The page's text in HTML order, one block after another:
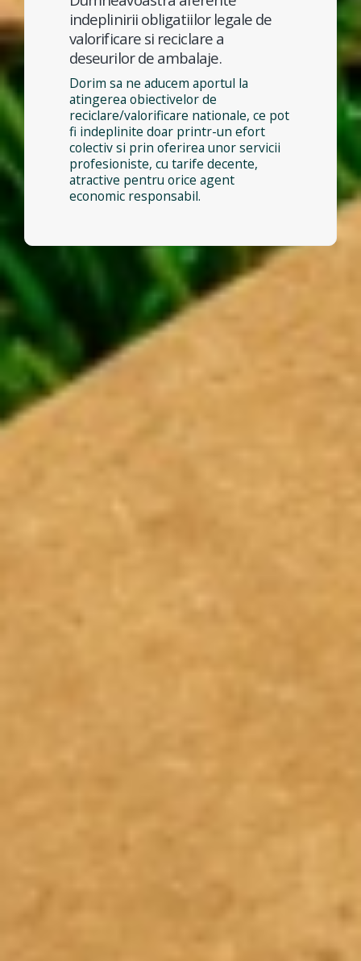
indeplinirii obligatiilor legale de
valorificare si reciclare a
deseurilor de ambalaje.
Dorim sa ne aducem aportul la
atingerea obiectivelor de
reciclare/valorificare nationale, ce pot
fi indeplinite doar printr-un efort
colectiv si prin oferirea unor servicii
profesioniste, cu tarife decente,
atractive pentru orice agent
economic responsabil.